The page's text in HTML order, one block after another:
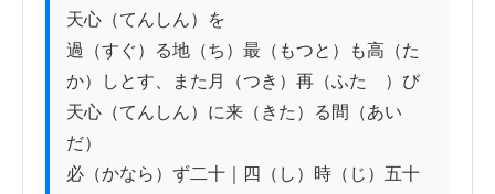
天心（てんしん）を
過（すぐ）る地（ち）最（もつと）も高（た
か）しとす、また月（つき）再（ふたゝ）び
天心（てんしん）に来（きた）る間（あい
だ）
必（かなら）ず二十｜四（し）時（じ）五十